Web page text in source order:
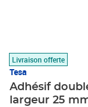
Livraison offerte
Tesa
Adhésif
largeur 25